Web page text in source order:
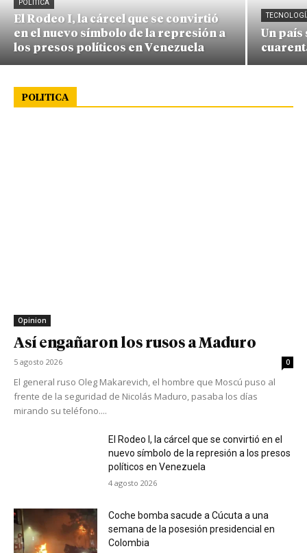
POLÍTICA
El Rodeo I, la cárcel que se convirtió
en el nuevo símbolo de la represión a
los presos políticos en Venezuela
Un país
POLITICA
Opinion
Así engañaron los rusos a Maduro
5 agosto 2026 0
El general ruso Oleg Makarevich, el hombre que Moscú puso al
frente de la seguridad de Nicolás Maduro, pasaba los días
mirando su teléfono....
El Rodeo I, la cárcel que se convirtió en el
nuevo símbolo de la represión a los presos
políticos en Venezuela
4 agosto 2026
Coche bomba sacude a Cúcuta a una
semana de la posesión presidencial en
Colombia